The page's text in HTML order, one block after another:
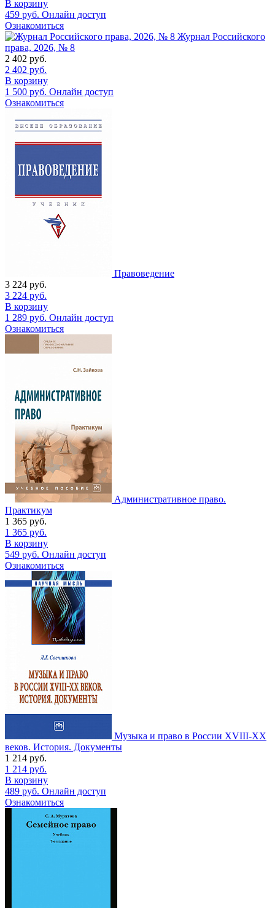
В корзину
459 руб. Онлайн доступ
Ознакомиться
Журнал Российского
права, 2026, № 8
2 402 руб.
2 402 руб.
В корзину
1 500 руб. Онлайн доступ
Ознакомиться
Правоведение
3 224 руб.
3 224 руб.
В корзину
1 289 руб. Онлайн доступ
Ознакомиться
Административное право.
Практикум
1 365 руб.
1 365 руб.
В корзину
549 руб. Онлайн доступ
Ознакомиться
Музыка и право в России XVIII-XX
веков. История. Документы
1 214 руб.
1 214 руб.
В корзину
489 руб. Онлайн доступ
Ознакомиться